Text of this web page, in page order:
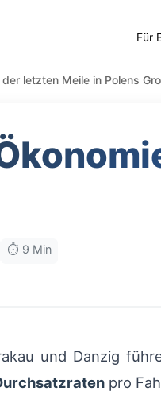
Für
der letzten Meile in Polens
⏱️ 9 Min
und Danzig
pro